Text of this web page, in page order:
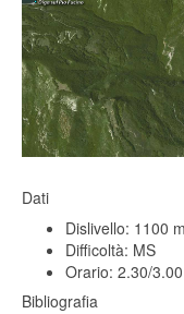
Dati
Dislivello: 1100
Difficoltà: MS
Orario: 2.30/
Bibliografia